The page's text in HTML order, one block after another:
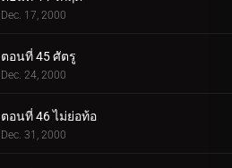
Dec. 17, 2000
ตอนที่ 45 ศัตรู
Dec. 24, 2000
ตอนที่ 46 ไม่ย่อท้อ
Dec. 31, 2000